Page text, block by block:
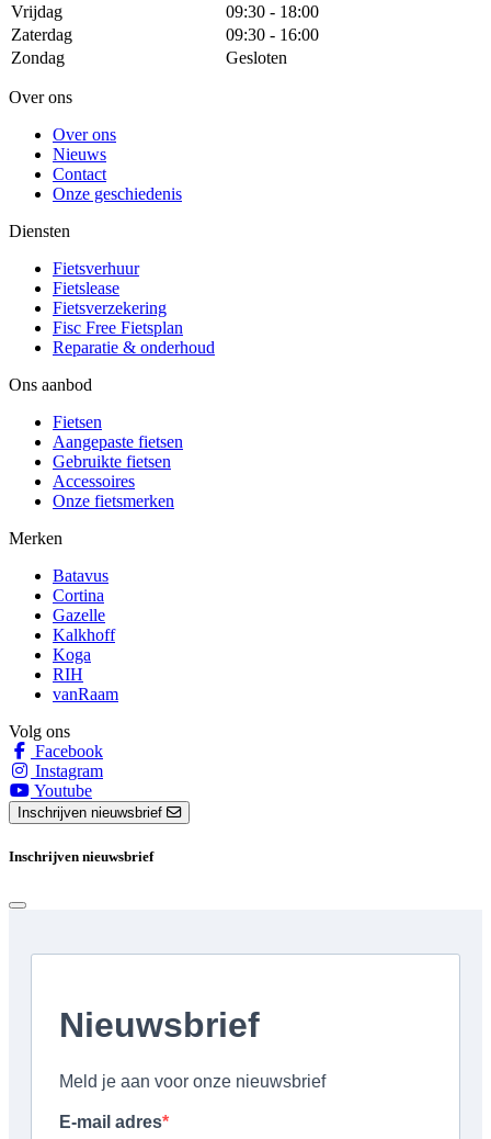
Vrijdag
09:30 - 18:00
Zaterdag
09:30 - 16:00
Zondag
Gesloten
Over ons
Over ons
Nieuws
Contact
Onze geschiedenis
Diensten
Fietsverhuur
Fietslease
Fietsverzekering
Fisc Free Fietsplan
Reparatie & onderhoud
Ons aanbod
Fietsen
Aangepaste fietsen
Gebruikte fietsen
Accessoires
Onze fietsmerken
Merken
Batavus
Cortina
Gazelle
Kalkhoff
Koga
RIH
vanRaam
Volg ons
Facebook
Instagram
Youtube
Inschrijven nieuwsbrief
Inschrijven nieuwsbrief